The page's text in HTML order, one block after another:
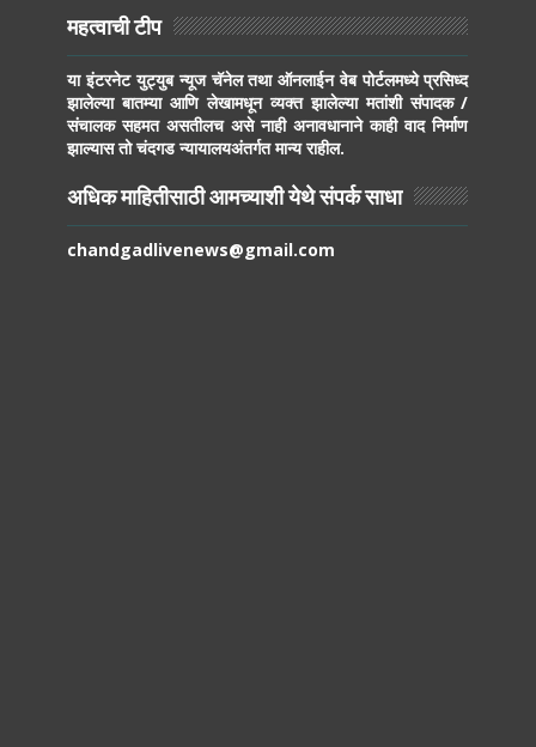
महत्वाची टीप
या इंटरनेट युट्युब न्यूज चॅनेल तथा ऑनलाईन वेब पोर्टलमध्ये प्रसिध्द
झालेल्या बातम्या आणि लेखामधून व्यक्त झालेल्या मतांशी संपादक /
संचालक सहमत असतीलच असे नाही अनावधानाने काही वाद निर्माण
झाल्यास तो चंदगड न्यायालयअंतर्गत मान्य राहील.
अधिक माहितीसाठी आमच्याशी येथे संपर्क साधा
chandgadlivenews@gmail.com